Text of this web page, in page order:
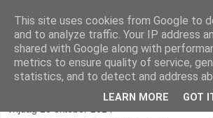
fietser.blog
web: info@fietser.be | shop: +32 468 10
This site uses cookies from Google to
and to analyze traffic. Your IP address
shared with Google along with
metrics to ensure quality of service,
statistics, and to detect and address
LEARN MORE GOT